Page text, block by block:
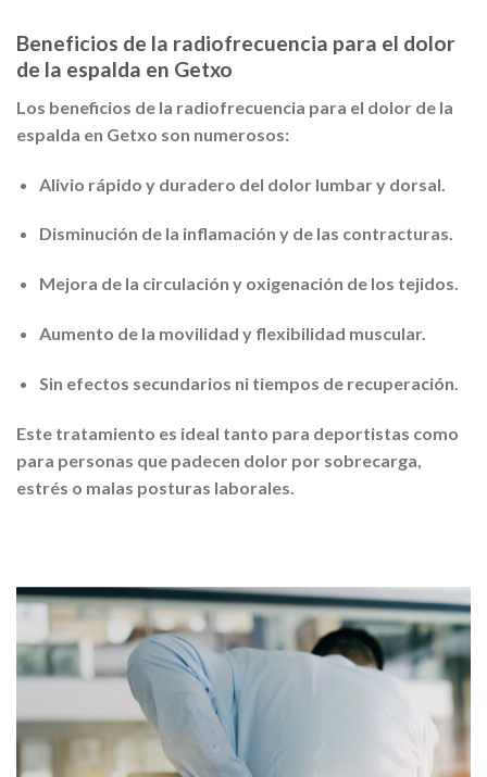
Beneficios de la radiofrecuencia para el dolor
de la espalda en Getxo
Los beneficios de la radiofrecuencia para el dolor de la
espalda en Getxo son numerosos:
Alivio rápido y duradero del dolor lumbar y dorsal.
Disminución de la inflamación y de las contracturas.
Mejora de la circulación y oxigenación de los tejidos.
Aumento de la movilidad y flexibilidad muscular.
Sin efectos secundarios ni tiempos de recuperación.
Este tratamiento es ideal tanto para deportistas como
para personas que padecen dolor por sobrecarga,
estrés o malas posturas laborales.